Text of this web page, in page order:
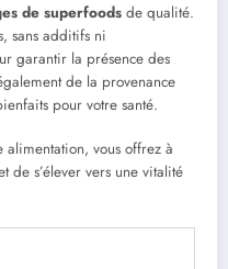
de superfoods de qualité.
sans additifs ni
garantir la présence des
de la provenance
pour votre santé.
alimentation, vous offrez à
de s’élever vers une vitalité